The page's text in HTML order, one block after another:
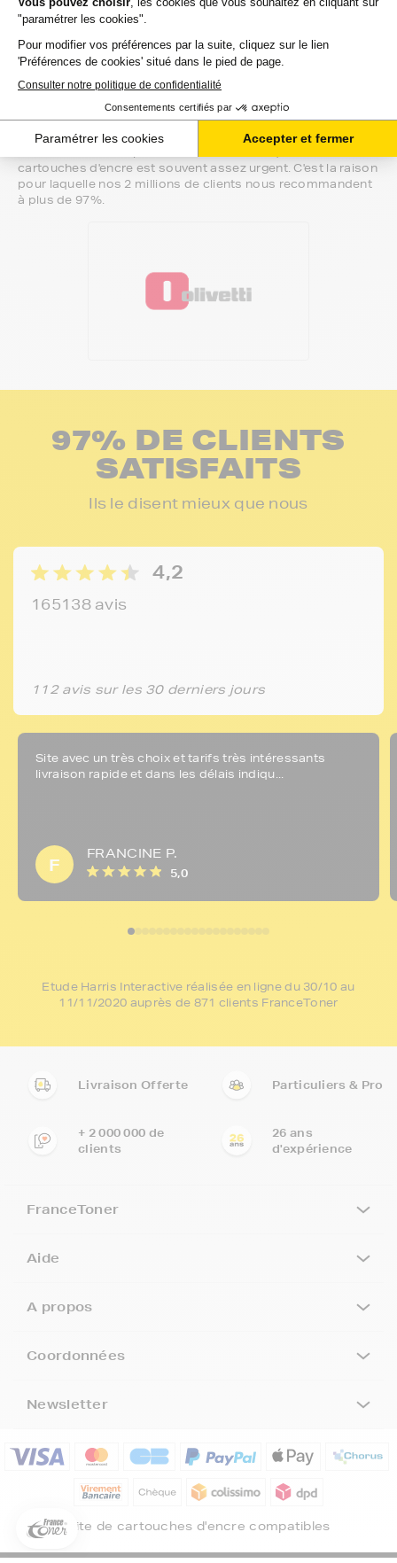
meilleur choix ou sur l'installation de vos cartouches
d'encre. Ils sont disponibles soit par message au sein de
votre espace client ou directement par téléphone.
Une fois votre choix effectué, votre paiement est effectué
de manière complètement sécurisée. Plusieurs moyens de
paiements sont proposés selon vos besoins.
Il ne reste plus à vos cartouches d'encre pour olivetti jetlab
de quitter notre entrepôt. Vous saurez à tout moment où se
trouve votre commande grâce au lien de suivi que nous
cartouches d'encre est souvent assez urgent. C'est la raison
pour laquelle nos 2 millions de clients nous recommandent
à plus de 97%.
97% DE CLIENTS
SATISFAITS
Ils le disent mieux que nous
4,2
165138 avis
112 avis sur les 30 derniers jours
Site avec un très choix et tarifs très intéressants
livraison rapide et dans les délais indiqu...
F
FRANCINE P.
5,0
Etude Harris Interactive réalisée en ligne du 30/10 au
11/11/2020 auprès de 871 clients FranceToner
Livraison Offerte Particuliers & Pro
+ 2 000 000 de
clients
26 ans
d'expérience
FranceToner
Aide
A propos
Coordonnées
Newsletter
Site de cartouches d'encre compatibles
Inscrivez-vous à notre newsletter, suivez notre actualité et
commande * !